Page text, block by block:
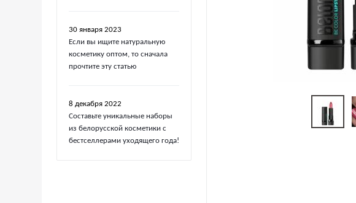
30 января 2023
Если вы ищите натуральную
косметику оптом, то сначала
прочтите эту статью
8 декабря 2022
Составьте уникальные наборы
из белорусской косметики с
бестселлерами уходящего года!